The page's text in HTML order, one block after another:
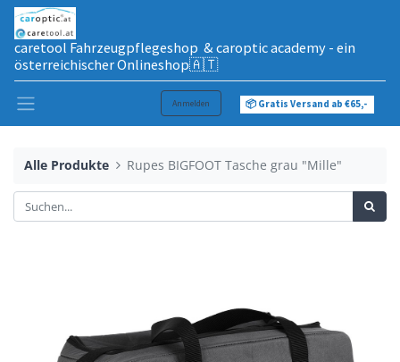
caretool Fahrzeugpflegeshop & caroptic academy - ein
österreichischer Onlineshop🇦🇹
Anmelden 📦 Gratis Versand ab €65,-
Alle Produkte Rupes BIGFOOT Tasche grau "Mille"